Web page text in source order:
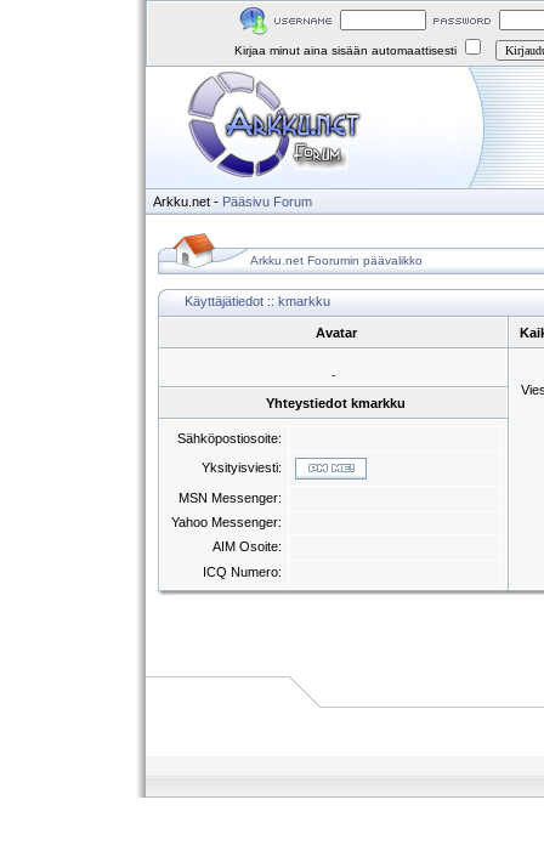
Kirjaa minut aina sisään automaattisesti
Arkku.net - Pääsivu Forum
Arkku.net Foorumin päävalikko
Käyttäjätiedot :: kmarkku
Avatar
-
Yhteystiedot kmarkku
Sähköpostiosoite:
Yksityisviesti:
MSN Messenger:
Yahoo Messenger:
AIM Osoite:
ICQ Numero: